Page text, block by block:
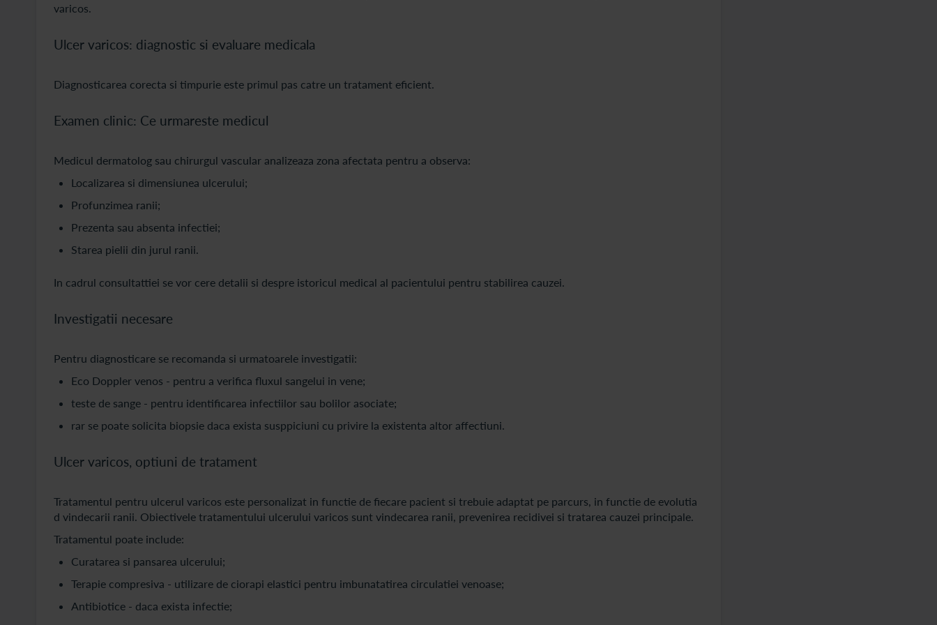
varicos.
Ulcer varicos: diagnostic si evaluare medicala
Diagnosticarea corecta si timpurie este primul pas catre un tratament eficient.
Examen clinic: Ce urmareste medicul
Medicul dermatolog sau chirurgul vascular analizeaza zona afectata pentru a observa:
Localizarea si dimensiunea ulcerului;
Profunzimea ranii;
Prezenta sau absenta infectiei;
Starea pielii din jurul ranii.
In cadrul consultattiei se vor cere detalii si despre istoricul medical al pacientului pentru stabilirea cauzei.
Investigatii necesare
Pentru diagnosticare se recomanda si urmatoarele investigatii:
Eco Doppler venos - pentru a verifica fluxul sangelui in vene;
teste de sange - pentru identificarea infectiilor sau bolilor asociate;
rar se poate solicita biopsie daca exista susppiciuni cu privire la existenta altor affectiuni.
Ulcer varicos, optiuni de tratament
Tratamentul pentru ulcerul varicos este personalizat in functie de fiecare pacient si trebuie adaptat pe parcurs, in functie de evolutia
d vindecarii ranii. Obiectivele tratamentului ulcerului varicos sunt vindecarea ranii, prevenirea recidivei si tratarea cauzei principale.
Tratamentul poate include:
Curatarea si pansarea ulcerului;
Terapie compresiva - utilizare de ciorapi elastici pentru imbunatatirea circulatiei venoase;
Antibiotice - daca exista infectie;